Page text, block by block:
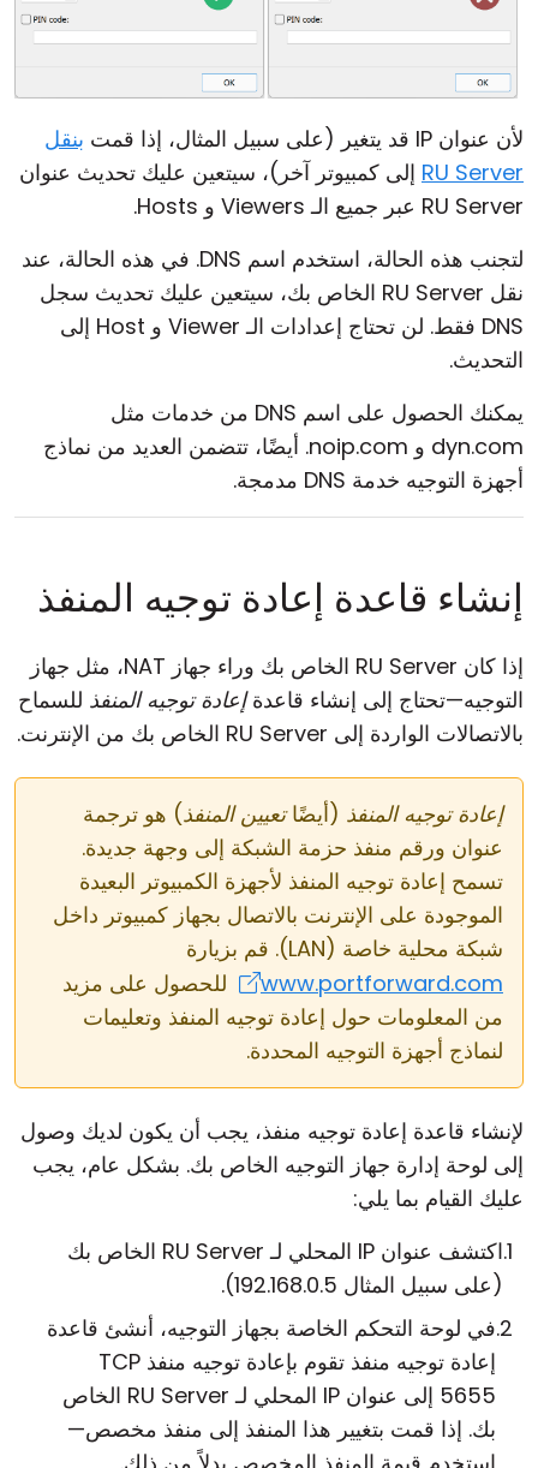
لأن عنوان IP قد يتغير (على سبيل المثال، إذا قمت
بنقل
RU Server إلى كمبيوتر آخر)، سيتعين عليك تحديث عنوان
RU Server عبر جميع الـ Viewers و Hosts.
لتجنب هذه الحالة، استخدم اسم DNS. في هذه الحالة، عند
نقل RU Server الخاص بك، سيتعين عليك تحديث سجل
DNS فقط. لن تحتاج إعدادات الـ Viewer و Host إلى
التحديث.
يمكنك الحصول على اسم DNS من خدمات مثل
dyn.com و noip.com. أيضًا، تتضمن العديد من نماذج
أجهزة التوجيه خدمة DNS مدمجة.
إنشاء قاعدة إعادة توجيه المنفذ
إذا كان RU Server الخاص بك وراء جهاز NAT، مثل جهاز
التوجيه—تحتاج إلى إنشاء قاعدةإعادة توجيه المنفذ للسماح
بالاتصالات الواردة إلى RU Server الخاص بك من الإنترنت.
إعادة توجيه المنفذ (أيضًاتعيين المنفذ) هو ترجمة
عنوان ورقم منفذ حزمة الشبكة إلى وجهة جديدة.
تسمح إعادة توجيه المنفذ لأجهزة الكمبيوتر البعيدة
الموجودة على الإنترنت بالاتصال بجهاز كمبيوتر داخل
شبكة محلية خاصة (LAN). قم بزيارة
www.portforward.com
للحصول على مزيد
من المعلومات حول إعادة توجيه المنفذ وتعليمات
لنماذج أجهزة التوجيه المحددة.
لإنشاء قاعدة إعادة توجيه منفذ، يجب أن يكون لديك وصول
إلى لوحة إدارة جهاز التوجيه الخاص بك. بشكل عام، يجب
عليك القيام بما يلي:
اكتشف عنوان IP المحلي لـ RU Server الخاص بك
(على سبيل المثال 192.168.0.5).
في لوحة التحكم الخاصة بجهاز التوجيه، أنشئ قاعدة
إعادة توجيه منفذ تقوم بإعادة توجيه منفذ TCP
5655 إلى عنوان IP المحلي لـ RU Server الخاص
بك. إذا قمت بتغيير هذا المنفذ إلى منفذ مخصص—